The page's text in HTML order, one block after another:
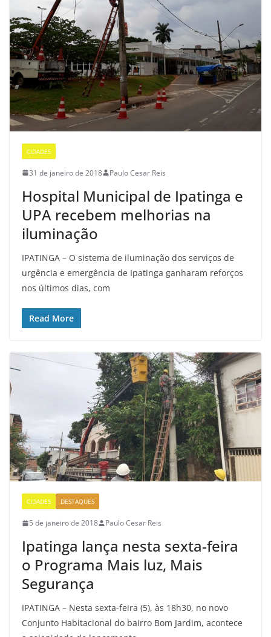
CIDADES
31 de janeiro de 2018 Paulo Cesar Reis
Hospital Municipal de Ipatinga e
UPA recebem melhorias na
iluminação
IPATINGA – O sistema de iluminação dos serviços de
urgência e emergência de Ipatinga ganharam reforços
nos últimos dias, com
Read More
CIDADES DESTAQUES
5 de janeiro de 2018 Paulo Cesar Reis
Ipatinga lança nesta sexta-feira
o Programa Mais luz, Mais
Segurança
IPATINGA – Nesta sexta-feira (5), às 18h30, no novo
Conjunto Habitacional do bairro Bom Jardim, acontece